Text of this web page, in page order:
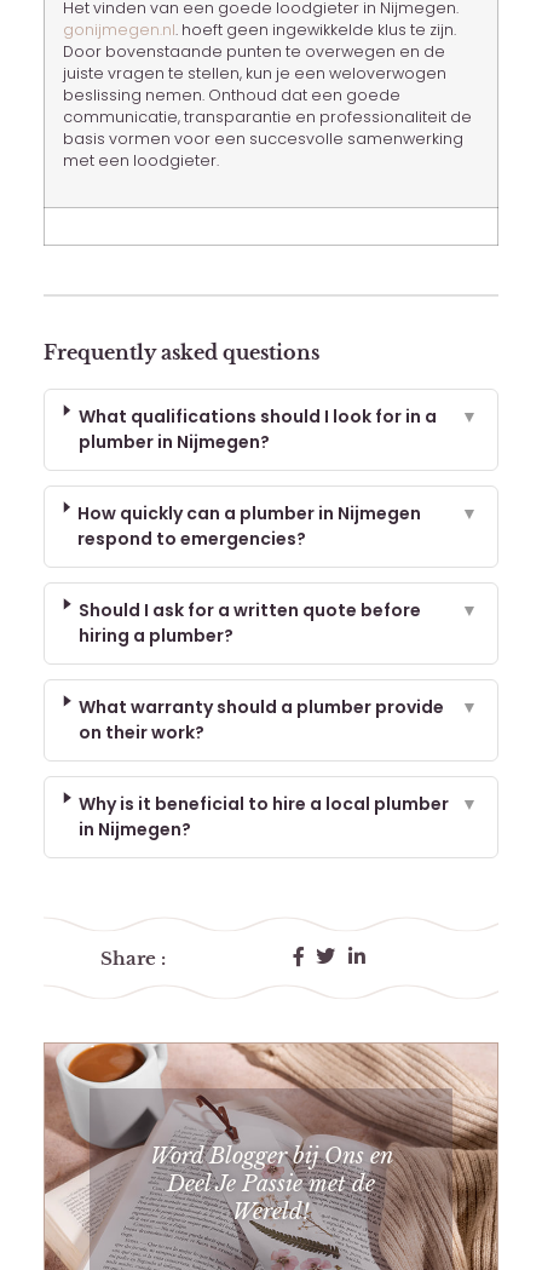
Het vinden van een goede loodgieter in Nijmegen.
gonijmegen.nl. hoeft geen ingewikkelde klus te zijn.
Door bovenstaande punten te overwegen en de
juiste vragen te stellen, kun je een weloverwogen
beslissing nemen. Onthoud dat een goede
communicatie, transparantie en professionaliteit de
basis vormen voor een succesvolle samenwerking
met een loodgieter.
Frequently asked questions
What qualifications should I look for in a
plumber in Nijmegen?
▼
How quickly can a plumber in Nijmegen
respond to emergencies?
▼
Should I ask for a written quote before
hiring a plumber?
▼
What warranty should a plumber provide
on their work?
▼
Why is it beneficial to hire a local plumber
in Nijmegen?
▼
Share :
Word Blogger bij Ons en
Deel Je Passie met de
Wereld!